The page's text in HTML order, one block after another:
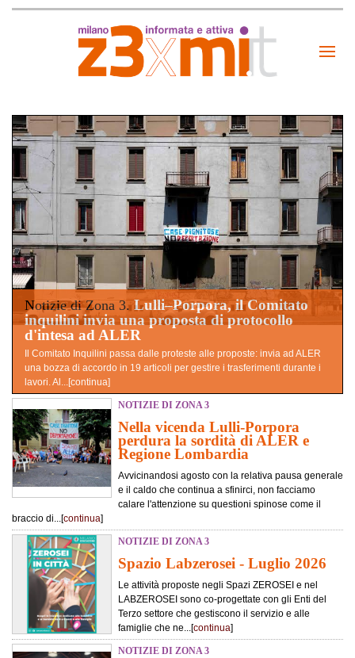
Notizie di Zona 3.Lulli–Porpora, il Comitato
inquilini invia una proposta di protocollo
d'intesa ad ALER
Il Comitato Inquilini passa dalle proteste alle proposte: invia ad ALER
una bozza di accordo in 19 articoli per gestire i trasferimenti durante i
lavori. Al...[continua]
NOTIZIE DI ZONA 3
Nella vicenda Lulli-Porpora
perdura la sordità di ALER e
Regione Lombardia
Avvicinandosi agosto con la relativa pausa generale
e il caldo che continua a sfinirci, non facciamo
calare l'attenzione su questioni spinose come il
braccio di...[continua]
NOTIZIE DI ZONA 3
Spazio Labzerosei - Luglio 2026
Le attività proposte negli Spazi ZEROSEI e nel
LABZEROSEI sono co-progettate con gli Enti del
Terzo settore che gestiscono il servizio e alle
famiglie che ne...[continua]
NOTIZIE DI ZONA 3